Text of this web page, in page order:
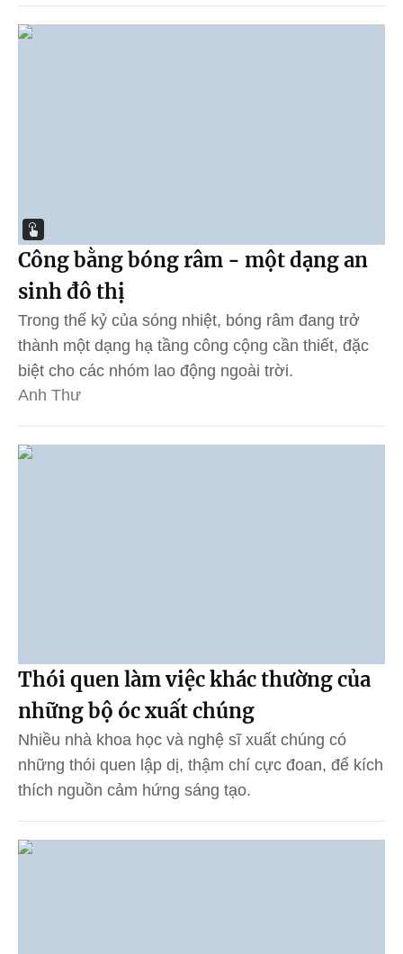
Công bằng bóng râm - một dạng an
sinh đô thị
Trong thế kỷ của sóng nhiệt, bóng râm đang trở
thành một dạng hạ tầng công cộng cần thiết, đặc
biệt cho các nhóm lao động ngoài trời.
Anh Thư
Thói quen làm việc khác thường của
những bộ óc xuất chúng
Nhiều nhà khoa học và nghệ sĩ xuất chúng có
những thói quen lập dị, thậm chí cực đoan, để kích
thích nguồn cảm hứng sáng tạo.